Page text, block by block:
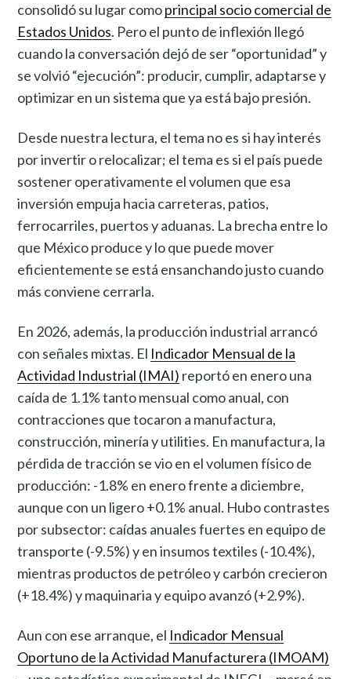
consolidó su lugar comoprincipal socio comercial de
Estados Unidos. Pero el punto de inflexión llegó
cuando la conversación dejó de ser “oportunidad” y
se volvió “ejecución”: producir, cumplir, adaptarse y
optimizar en un sistema que ya está bajo presión.
Desde nuestra lectura, el tema no es si hay interés
por invertir o relocalizar; el tema es si el país puede
sostener operativamente el volumen que esa
inversión empuja hacia carreteras, patios,
ferrocarriles, puertos y aduanas. La brecha entre lo
que México produce y lo que puede mover
eficientemente se está ensanchando justo cuando
más conviene cerrarla.
En 2026, además, la producción industrial arrancó
con señales mixtas. El Indicador Mensual de la
Actividad Industrial (IMAI) reportó en enero una
caída de 1.1% tanto mensual como anual, con
contracciones que tocaron a manufactura,
construcción, minería y utilities. En manufactura, la
pérdida de tracción se vio en el volumen físico de
producción: -1.8% en enero frente a diciembre,
aunque con un ligero +0.1% anual. Hubo contrastes
por subsector: caídas anuales fuertes en equipo de
transporte (-9.5%) y en insumos textiles (-10.4%),
mientras productos de petróleo y carbón crecieron
(+18.4%) y maquinaria y equipo avanzó (+2.9%).
Aun con ese arranque, el Indicador Mensual
Oportuno de la Actividad Manufacturera (IMOAM)